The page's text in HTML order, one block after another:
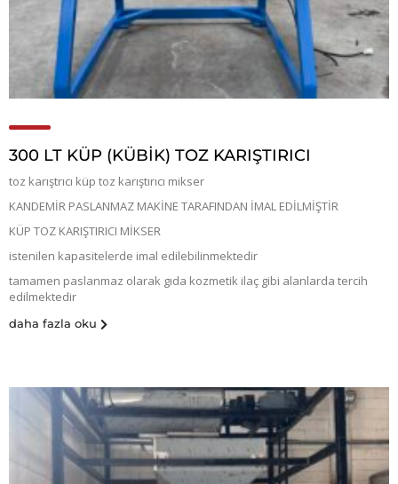
300 LT KÜP (KÜBIK) TOZ KARIŞTIRICI
toz karıştrıcı küp toz karıştırıcı mikser
KANDEMİR PASLANMAZ MAKİNE TARAFINDAN İMAL EDİLMİŞTİR
KÜP TOZ KARIŞTIRICI MİKSER
istenilen kapasitelerde imal edilebilinmektedir
tamamen paslanmaz olarak gıda kozmetik ilaç gibi alanlarda tercih
edilmektedir
daha fazla oku